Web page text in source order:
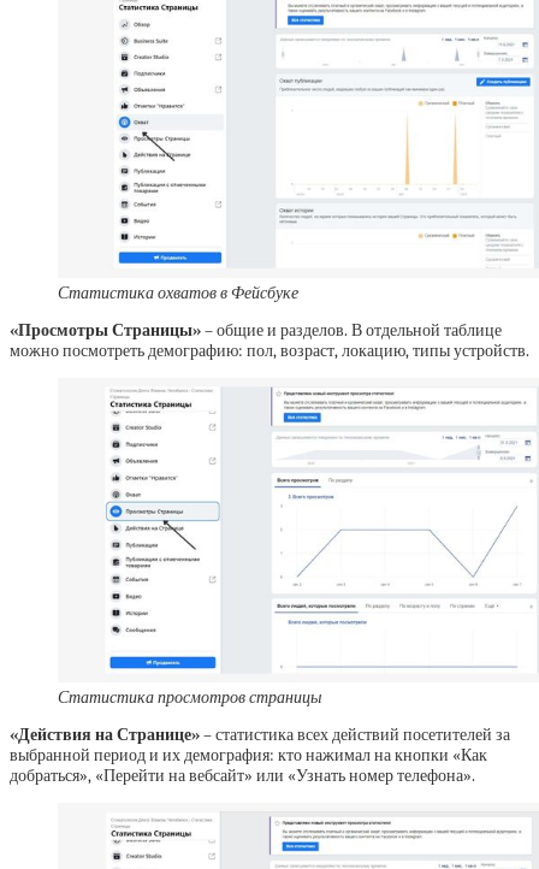
Статистика охватов в Фейсбуке
«Просмотры Страницы»– общие и разделов. В отдельной таблице
можно посмотреть демографию: пол, возраст, локацию, типы устройств.
Статистика просмотров страницы
«Действия на Странице»– статистика всех действий посетителей за
выбранной период и их демография: кто нажимал на кнопки «Как
добраться», «Перейти на вебсайт» или «Узнать номер телефона».